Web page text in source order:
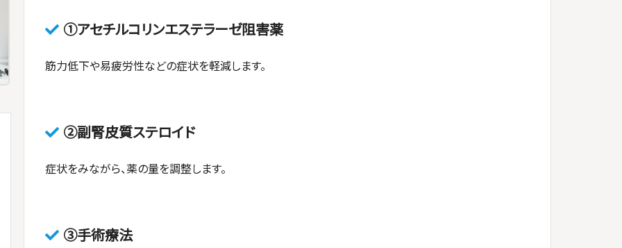
①アセチルコリンエステラーゼ阻害薬
筋力低下や易疲労性などの症状を軽減します。
②副腎皮質ステロイド
症状をみながら、薬の量を調整します。
③手術療法